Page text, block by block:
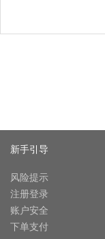
新手引导
风险提示
注册登录
账户安全
下单支付